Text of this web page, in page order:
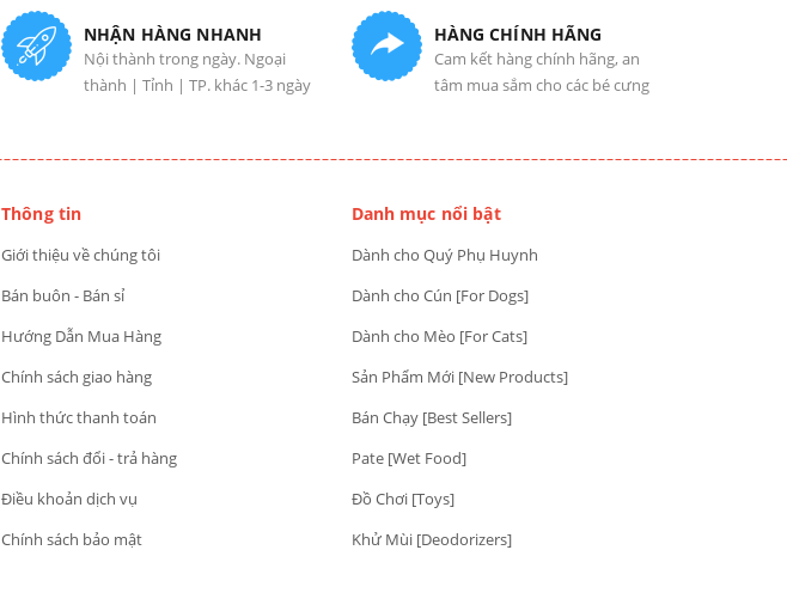
NHẬN HÀNG NHANH
Nội thành trong ngày. Ngoại
thành | Tỉnh | TP. khác 1-3 ngày
HÀNG CHÍNH HÃNG
Cam kết hàng chính hãng, an
tâm mua sắm cho các bé cưng
Thông tin
Giới thiệu về chúng tôi
Bán buôn - Bán sỉ
Hướng Dẫn Mua Hàng
Chính sách giao hàng
Hình thức thanh toán
Chính sách đổi - trả hàng
Điều khoản dịch vụ
Chính sách bảo mật
Danh mục nổi bật
Dành cho Quý Phụ Huynh
Dành cho Cún [For Dogs]
Dành cho Mèo [For Cats]
Sản Phẩm Mới [New Products]
Bán Chạy [Best Sellers]
Pate [Wet Food]
Đồ Chơi [Toys]
Khử Mùi [Deodorizers]